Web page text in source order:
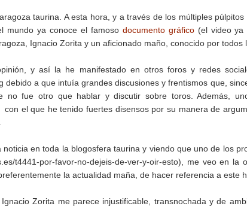
taurina. A esta hora, y a través de los múltiples
mundo ya conoce el famoso documento gráfico(el video ya
Ignacio Zorita y un aficionado maño, conocido por todos
y así la he manifestado en otros foros y redes
debido a que intuía grandes discusiones y frentismos que,
no fue otro que hablar y discutir sobre toros. Además,
con el que he tenido fuertes disensos por su manera de
en toda la blogosfera taurina y viendo que uno de los
t4441-por-favor-no-dejeis-de-ver-y-oir-esto), me veo en la
la actualidad maña, de hacer referencia a este
Zorita me parece injustificable, transnochada y de